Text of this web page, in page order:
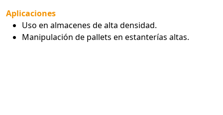
Aplicaciones
Uso en almacenes de alta densidad.
Manipulación de pallets en estanterías altas.